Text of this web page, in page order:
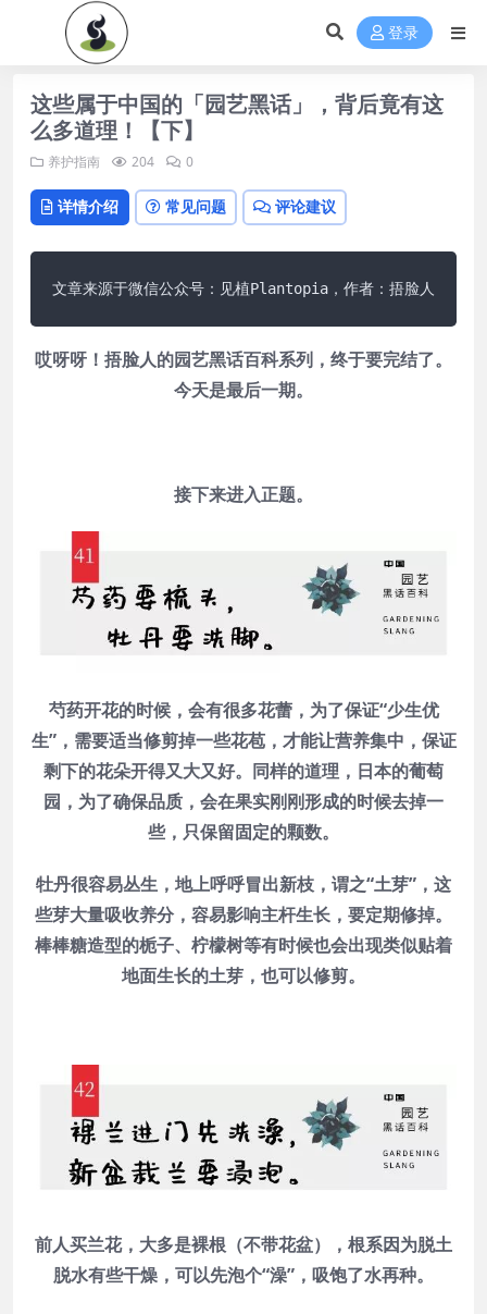
登录
这些属于中国的「园艺黑话」，背后竟有这
么多道理！【下】
养护指南 204 0
详情介绍 常见问题 评论建议
文章来源于微信公众号：见植Plantopia，作者：捂脸人
哎呀呀！捂脸人的园艺黑话百科系列，终于要完结了。
今天是最后一期。
接下来进入正题。
芍药开花的时候，会有很多花蕾，为了保证“少生优
生”，需要适当修剪掉一些花苞，才能让营养集中，保证
剩下的花朵开得又大又好。同样的道理，日本的葡萄
园，为了确保品质，会在果实刚刚形成的时候去掉一
些，只保留固定的颗数。
牡丹很容易丛生，地上呼呼冒出新枝，谓之“土芽”，这
些芽大量吸收养分，容易影响主杆生长，要定期修掉。
棒棒糖造型的栀子、柠檬树等有时候也会出现类似贴着
地面生长的土芽，也可以修剪。
前人买兰花，大多是裸根（不带花盆），根系因为脱土
脱水有些干燥，可以先泡个“澡”，吸饱了水再种。